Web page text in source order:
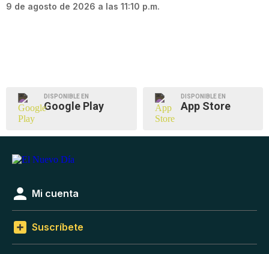
9 de agosto de 2026 a las 11:10 p.m.
DISPONIBLE EN
Google Play
DISPONIBLE EN
App Store
Mi cuenta
Suscríbete